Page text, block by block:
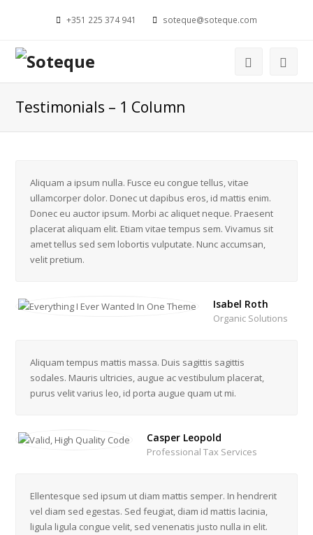
+351 225 374 941 soteque@soteque.com
Testimonials – 1 Column
Aliquam a ipsum nulla. Fusce eu congue tellus, vitae
ullamcorper dolor. Donec ut dapibus eros, id mattis enim.
Donec eu auctor ipsum. Morbi ac aliquet neque. Praesent
placerat aliquam elit. Etiam vitae tempus sem. Vivamus sit
amet tellus sed sem lobortis vulputate. Nunc accumsan,
velit pretium.
Isabel Roth
Organic Solutions
Aliquam tempus mattis massa. Duis sagittis sagittis
sodales. Mauris ultricies, augue ac vestibulum placerat,
purus velit varius leo, id porta augue quam ut mi.
Casper Leopold
Professional Tax Services
Ellentesque sed ipsum ut diam mattis semper. In hendrerit
vel diam sed egestas. Sed feugiat, diam id mattis lacinia,
ligula ligula congue velit, sed venenatis justo nulla in elit.